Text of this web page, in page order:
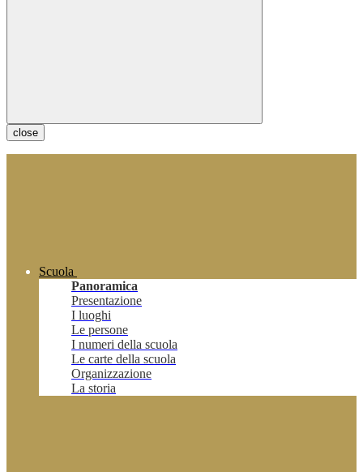
close
Scuola
Panoramica
Presentazione
I luoghi
Le persone
I numeri della scuola
Le carte della scuola
Organizzazione
La storia